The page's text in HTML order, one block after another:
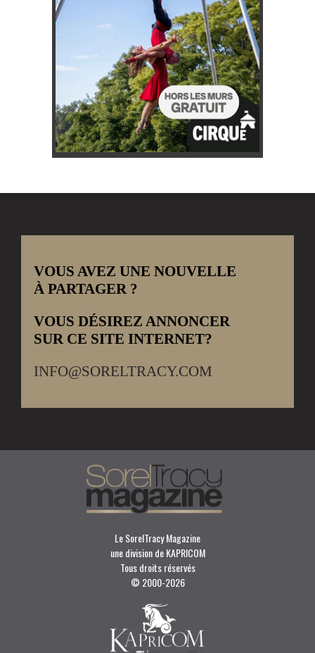
VOUS AVEZ UNE NOUVELLE
À PARTAGER ?
VOUS DÉSIREZ ANNONCER
SUR CE SITE INTERNET?
INFO@SORELTRACY.COM
Le SorelTracy Magazine
une division de KAPRICOM
Tous droits réservés
© 2000-2026